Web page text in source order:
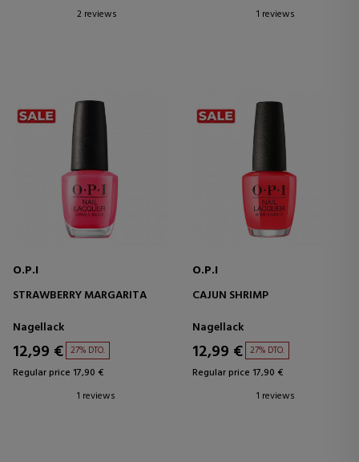
2 reviews
1 reviews
O.P.I
STRAWBERRY MARGARITA
Nagellack
12,99 € 27% DTO.
Regular price 17,90 €
1 reviews
O.P.I
CAJUN SHRIMP
Nagellack
12,99 € 27% DTO.
Regular price 17,90 €
1 reviews